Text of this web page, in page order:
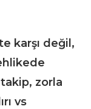
karşı değil,
zorla
vs